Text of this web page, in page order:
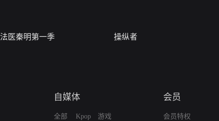
法医秦明第一季 操纵者
自媒体
全部
Kpop
游戏
会员
会员特权